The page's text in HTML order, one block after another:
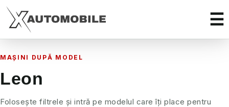
MAȘINI DUPĂ MODEL
Leon
Folosește filtrele și intră pe modelul care îți place pentru